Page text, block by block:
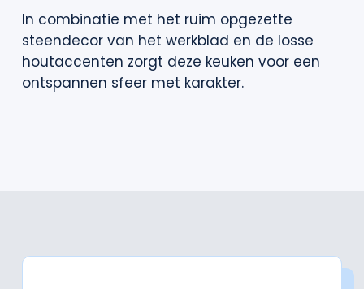
In combinatie met het ruim opgezette
steendecor van het werkblad en de losse
houtaccenten zorgt deze keuken voor een
ontspannen sfeer met karakter.